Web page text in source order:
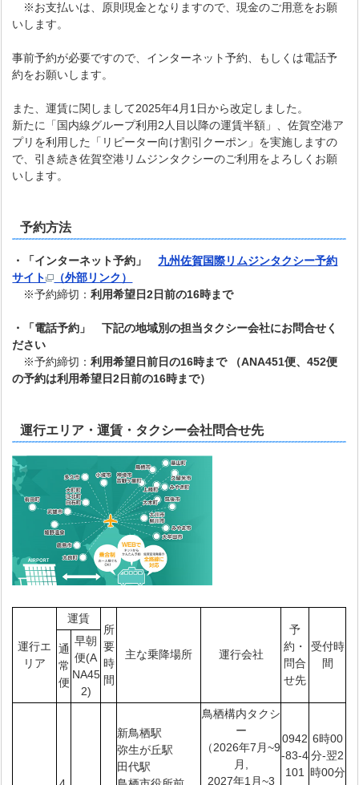
※お支払いは、原則現金となりますので、現金のご用意をお願
いします。
事前予約が必要ですので、インターネット予約、もしくは電話予
約をお願いします。
また、運賃に関しまして2025年4月1日から改定しました。
新たに「国内線グループ利用2人目以降の運賃半額」、佐賀空港ア
プリを利用した「リピーター向け割引クーポン」を実施しますの
で、引き続き佐賀空港リムジンタクシーのご利用をよろしくお願
いします。
予約方法
・「インターネット予約」 九州佐賀国際リムジンタクシー予約
サイト
（外部リンク）
※予約締切：利用希望日2日前の16時まで
・「電話予約」 下記の地域別の担当タクシー会社にお問合せく
ださい
※予約締切：利用希望日前日の16時まで （ANA451便、452便
の予約は利用希望日2日前の16時まで）
運行エリア・運賃・タクシー会社問合せ先
運行エ
リア
運賃
所
要
時
間
主な乗降場所 運行会社
予
約・
問合
せ先
受付時
間
通
常
便
早朝
便(A
NA45
2)
新鳥栖駅
弥生が丘駅
田代駅
鳥栖構内タクシ
ー
（2026年7月~9
月,
2027年1月~3
0942
-83-4
101
6時00
分-翌2
時00分